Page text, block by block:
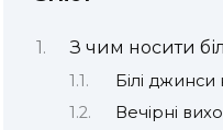
З чим носити
Білі
Вечірні